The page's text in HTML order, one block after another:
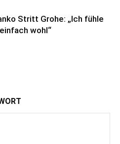
Stritt Grohe: „Ich fühle
wohl“